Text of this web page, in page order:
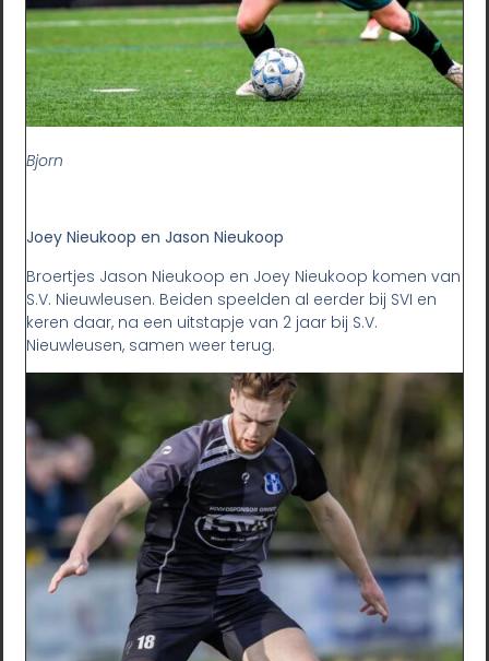
Bjorn
Joey Nieukoop en Jason Nieukoop
Broertjes Jason Nieukoop en Joey Nieukoop komen van
S.V. Nieuwleusen. Beiden speelden al eerder bij SVI en
keren daar, na een uitstapje van 2 jaar bij S.V.
Nieuwleusen, samen weer terug.